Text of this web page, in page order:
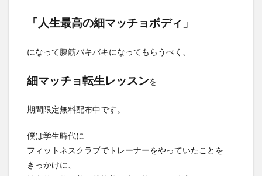
「人生最高の細マッチョボディ」
になって腹筋バキバキになってもらうべく、
細マッチョ転生レッスンを
期間限定無料配布中です。
僕は学生時代に
フィットネスクラブでトレーナーをやっていたことを
きっかけに、